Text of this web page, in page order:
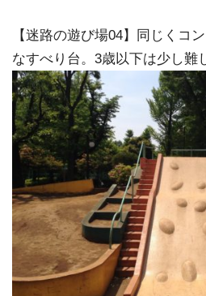
【迷路の遊び場04】同じくコ
なすべり台。3歳以下は少し難